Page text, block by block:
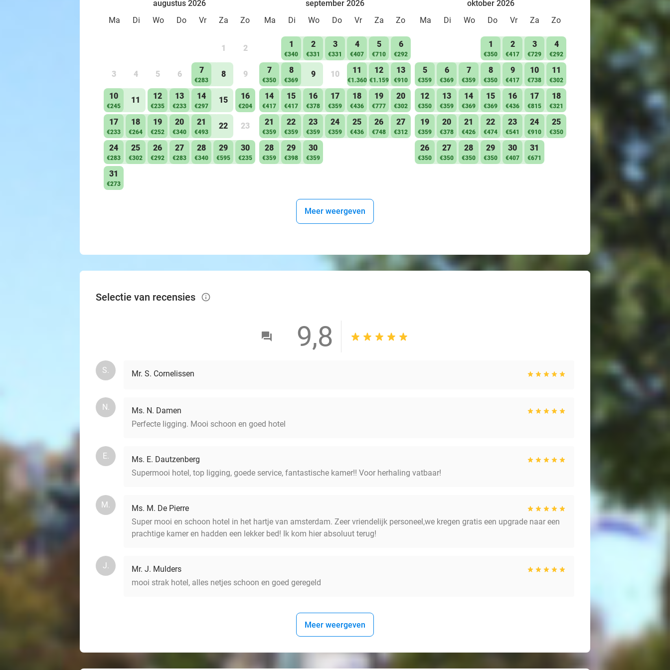
augustus 2026
Ma
Di Wo Do Vr Za Zo
1 2
3 4 5 6 7
€283
8 9
10
€245
11 12
€235
13
€233
14
€297
15 16
€204
17
€233
18
€264
19
€252
20
€340
21
€493
22 23
24
€283
25
€302
26
€292
27
€283
28
€340
29
€595
30
€235
31
€273
september 2026
Ma
Di Wo Do Vr Za Zo
1
€340
2
€331
3
€331
4
€407
5
€710
6
€292
7
€350
8
€369
9 10 11
€1.360
12
€1.159
13
€910
14
€417
15
€417
16
€378
17
€359
18
€436
19
€777
20
€302
21
€359
22
€359
23
€359
24
€359
25
€436
26
€748
27
€312
28
€359
29
€398
30
€359
oktober 2026
Ma
Di Wo Do Vr Za Zo
1
€350
2
€417
3
€729
4
€292
5
€359
6
€369
7
€359
8
€350
9
€417
10
€738
11
€302
12
€350
13
€359
14
€369
15
€369
16
€436
17
€815
18
€321
19
€359
20
€378
21
€426
22
€474
23
€541
24
€910
25
€350
26
€350
27
€350
28
€350
29
€350
30
€407
31
€671
Meer weergeven
Selectie van recensies info_outlined
9,8
S. Mr. S. Cornelissen
N.
Ms. N. Damen
Perfecte ligging. Mooi schoon en goed hotel
E.
Ms. E. Dautzenberg
Supermooi hotel, top ligging, goede service, fantastische kamer!! Voor herhaling vatbaar!
M.
Ms. M. De Pierre
Super mooi en schoon hotel in het hartje van amsterdam. Zeer vriendelijk personeel,we kregen gratis een upgrade naar een
prachtige kamer en hadden een lekker bed! Ik kom hier absoluut terug!
J.
Mr. J. Mulders
mooi strak hotel, alles netjes schoon en goed geregeld
Meer weergeven